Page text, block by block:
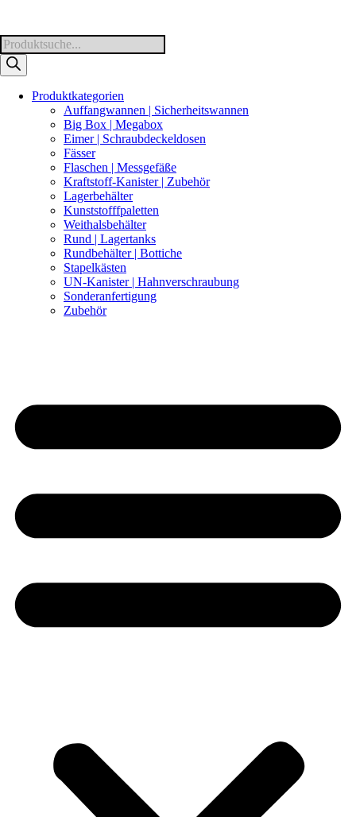
Products
search
Produktkategorien
Auffangwannen | Sicherheitswannen
Big Box | Megabox
Eimer | Schraubdeckeldosen
Fässer
Flaschen | Messgefäße
Kraftstoff-Kanister | Zubehör
Lagerbehälter
Kunststofffpaletten
Weithalsbehälter
Rund | Lagertanks
Rundbehälter | Bottiche
Stapelkästen
UN-Kanister | Hahnverschraubung
Sonderanfertigung
Zubehör